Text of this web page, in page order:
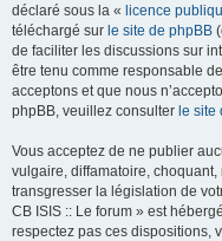
déclaré sous la « licence
téléchargé sur le site de phpBB
de faciliter les discussions sur
être tenu comme responsable
acceptons et que nous
phpBB, veuillez consulter le site
Vous acceptez de ne publier
vulgaire, diffamatoire,
transgresser la législation de
CB ISIS :: Le forum » est
respectez pas ces dispositions,